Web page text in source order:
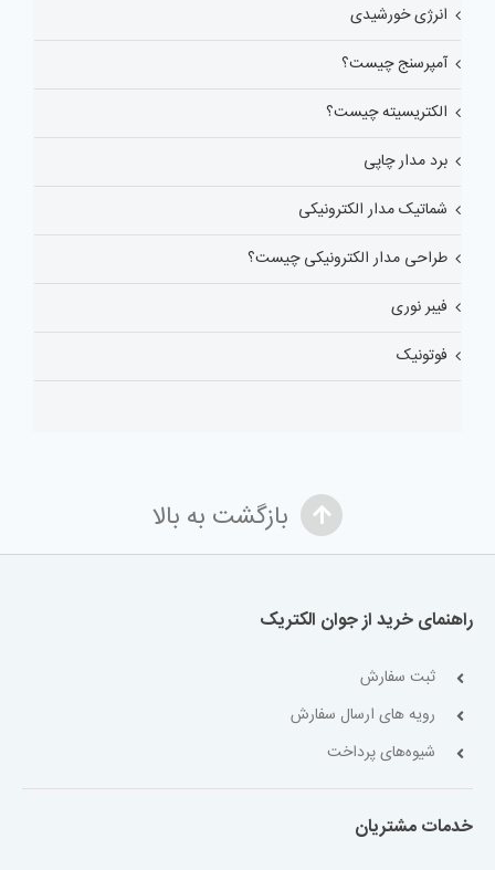
انرژی خورشیدی
آمپرسنج چیست؟
الکتریسیته چیست؟
برد مدار چاپی
شماتیک مدار الکترونیکی
طراحی مدار الکترونیکی چیست؟
فیبر نوری
فوتونیک
بازگشت به بالا
راهنمای خرید از جوان الکتریک
ثبت سفارش
رویه های ارسال سفارش
شیوه‌های پرداخت
خدمات مشتریان